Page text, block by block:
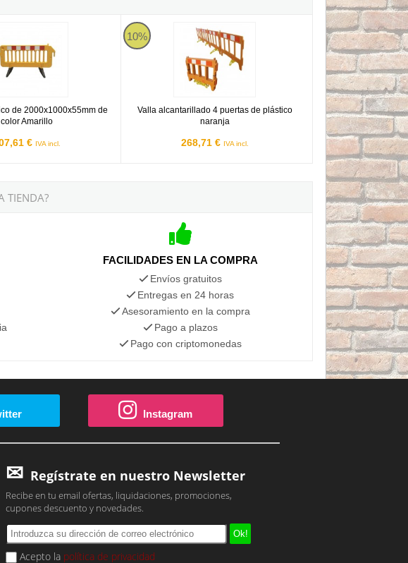
de 2000x1000x55mm de
color Amarillo
€ IVA incl.
de 2000x1000x55mm de color Amarillo
10%
Valla alcantarillado 4 puertas de plástico
naranja
268,71 € IVA incl.
Valla alcantarillado 4 puertas de plástico naranja
TIENDA?
FACILIDADES EN LA COMPRA
Envíos gratuitos
Entregas en 24 horas
Asesoramiento en la compra
Pago a plazos
Pago con criptomonedas
Instagram
Regístrate en nuestro Newsletter
Recibe en tu email ofertas, liquidaciones, promociones,
cupones descuento y novedades.
Acepto la política de privacidad